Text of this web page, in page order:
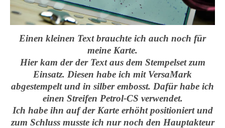
Einen kleinen Text brauchte ich auch noch für
meine Karte.
Hier kam der der Text aus dem Stempelset zum
Einsatz. Diesen habe ich mit VersaMark
abgestempelt und in silber embosst. Dafür habe ich
einen Streifen Petrol-CS verwendet.
Ich habe ihn auf der Karte erhöht positioniert und
zum Schluss musste ich nur noch den Hauptakteur